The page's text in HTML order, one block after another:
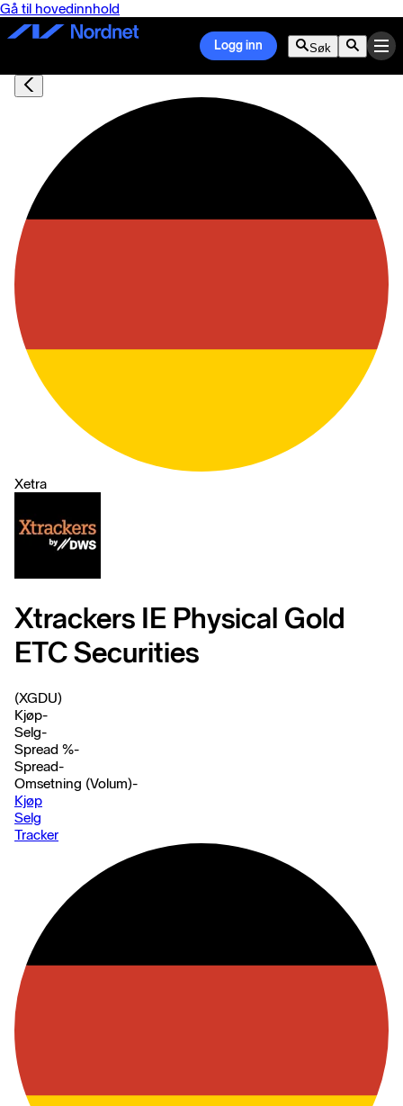
Gå til hovedinnhold
Logg inn Søk
Xetra
Xtrackers IE Physical Gold
ETC Securities
(XGDU)
Kjøp-
Selg-
Spread %-
Spread-
Omsetning (Volum)-
Kjøp
Selg
Tracker